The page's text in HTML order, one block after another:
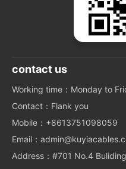
contact us
Working time：Monday to
Contact：Flank you
Mobile：+8613751098059
Email：
Address：#701 No.4